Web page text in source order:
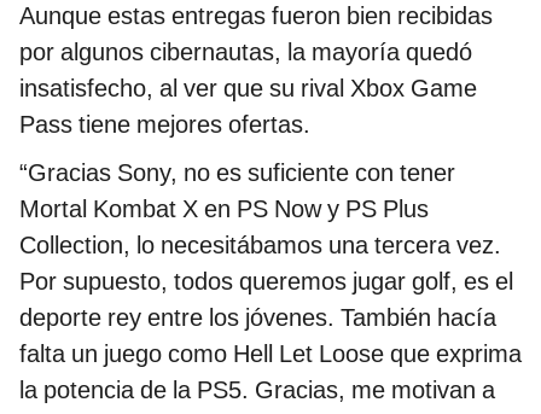
Aunque estas entregas fueron bien recibidas
por algunos cibernautas, la mayoría quedó
insatisfecho, al ver que su rival Xbox Game
Pass tiene mejores ofertas.
“Gracias Sony, no es suficiente con tener
Mortal Kombat X en PS Now y PS Plus
Collection, lo necesitábamos una tercera vez.
Por supuesto, todos queremos jugar golf, es el
deporte rey entre los jóvenes. También hacía
falta un juego como Hell Let Loose que exprima
la potencia de la PS5. Gracias, me motivan a